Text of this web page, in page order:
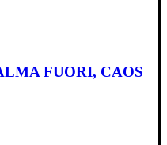
FUORI, CAOS